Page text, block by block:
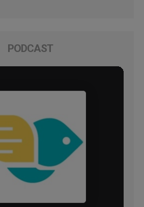
PODCAST